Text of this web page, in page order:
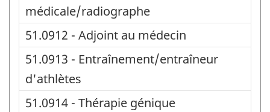
médicale/radiographe
51.0912 - Adjoint au médecin
51.0913 - Entraînement/entraîneur
d'athlètes
51.0914 - Thérapie génique